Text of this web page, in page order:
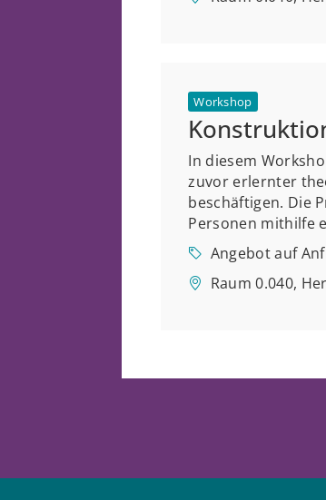
Workshop
In diesem
zuvor erlernter
beschäftigen. Die
Personen mithilfe
Angebot auf
Raum 0.040,